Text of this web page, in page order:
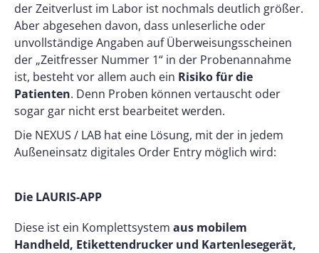
der Zeitverlust im Labor ist nochmals deutlich größer.
Aber abgesehen davon, dass unleserliche oder
unvollständige Angaben auf Überweisungsscheinen
der „Zeitfresser Nummer 1“ in der Probenannahme
ist, besteht vor allem auch ein Risiko für die
Patienten. Denn Proben können vertauscht oder
sogar gar nicht erst bearbeitet werden.
Die NEXUS / LAB hat eine Lösung, mit der in jedem
Außeneinsatz digitales Order Entry möglich wird:
Die LAURIS-APP
Diese ist ein Komplettsystem aus mobilem
Handheld, Etikettendrucker und Kartenlesegerät,